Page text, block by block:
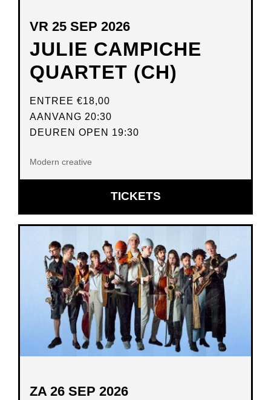
JULIE CAMPICHE
QUARTET (CH)
VR 25 SEP 2026
ENTREE €18,00
AANVANG 20:30
DEUREN OPEN 19:30
Modern creative
TICKETSOPENT
IN
VENSTER
ZA 26 SEP 2026